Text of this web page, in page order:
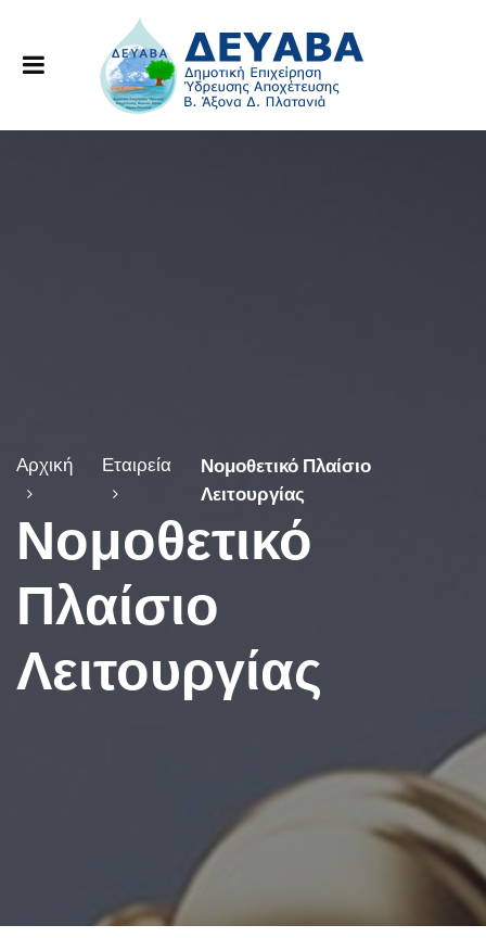
Αρχική Εταιρεία
Νομοθετικό Πλαίσιο
Λειτουργίας
Νομοθετικό
Πλαίσιο
Λειτουργίας